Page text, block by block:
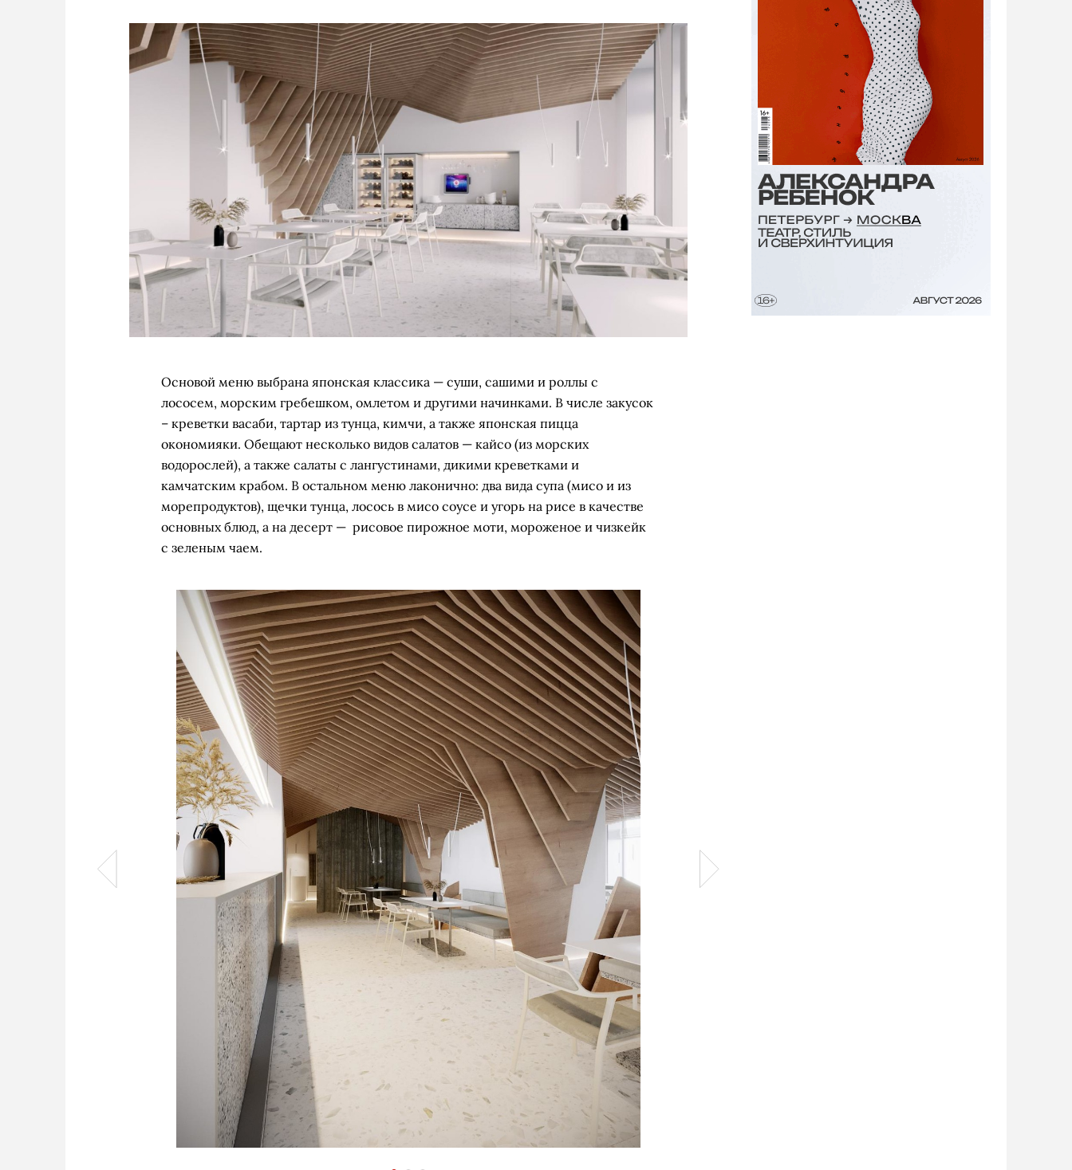
Основой меню выбрана японская классика — суши, сашими и роллы с
лососем, морским гребешком, омлетом и другими начинками. В числе закусок
– креветки васаби, тартар из тунца, кимчи, а также японская пицца
окономияки. Обещают несколько видов салатов — кайсо (из морских
водорослей), а также салаты с лангустинами, дикими креветками и
камчатским крабом. В остальном меню лаконично: два вида супа (мисо и из
морепродуктов), щечки тунца, лосось в мисо соусе и угорь на рисе в качестве
основных блюд, а на десерт — рисовое пирожное моти, мороженое и чизкейк
с зеленым чаем.